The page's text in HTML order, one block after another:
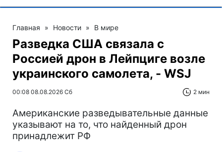
Главная » Новости » В мире
Разведка США связала с
Россией дрон в Лейпциге возле
украинского самолета, - WSJ
00:08 08.08.2026 Сб 2 мин
Американские разведывательные данные
указывают на то, что найденный дрон
принадлежит РФ